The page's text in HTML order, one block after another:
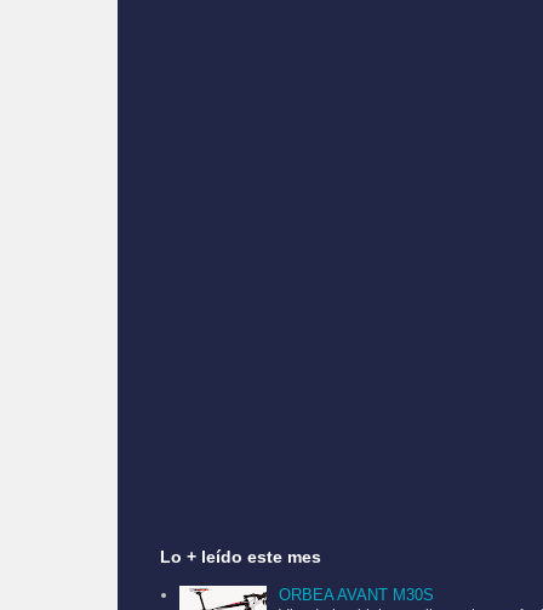
Lo + leído este mes
ORBEA AVANT M30S